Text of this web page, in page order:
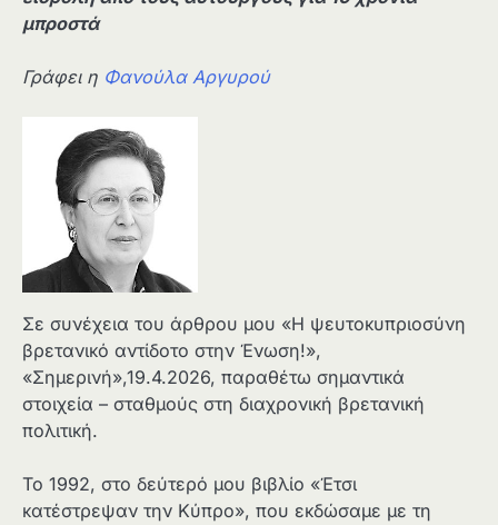
μπροστά
Γράφει η Φανούλα Αργυρού
Σε συνέχεια του άρθρου μου «Η ψευτοκυπριοσύνη
βρετανικό αντίδοτο στην Ένωση!»,
«Σημερινή»,19.4.2026, παραθέτω σημαντικά
στοιχεία – σταθμούς στη διαχρονική βρετανική
πολιτική.
Το 1992, στο δεύτερό μου βιβλίο «Έτσι
κατέστρεψαν την Κύπρο», που εκδώσαμε με τη